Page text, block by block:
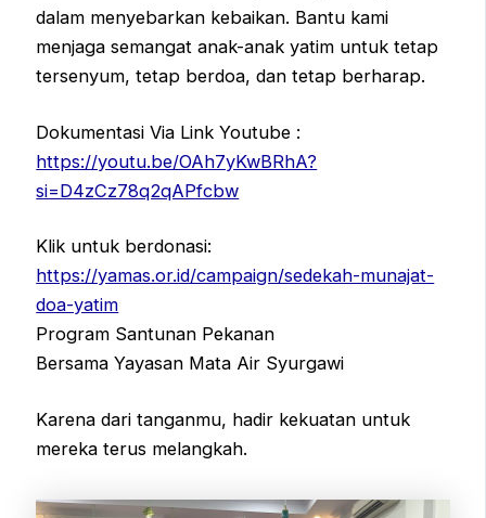
dalam menyebarkan kebaikan. Bantu kami
menjaga semangat anak-anak yatim untuk tetap
tersenyum, tetap berdoa, dan tetap berharap.
Dokumentasi Via Link Youtube :
https://youtu.be/OAh7yKwBRhA?
si=D4zCz78q2qAPfcbw
Klik untuk berdonasi:
https://yamas.or.id/campaign/sedekah-munajat-
doa-yatim
Program Santunan Pekanan
Bersama Yayasan Mata Air Syurgawi
Karena dari tanganmu, hadir kekuatan untuk
mereka terus melangkah.